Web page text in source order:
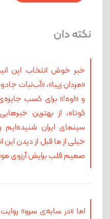
نکته دان
خبر خوش انتخاب این
«مردان زیبا»، «آب‌نبات
کوتاه، از بهترین
سینمای ایران
خیلی از ما قبل از دیدن
صمیم قلب برایش آرزوی
اما «در سایه‌ی سرو»